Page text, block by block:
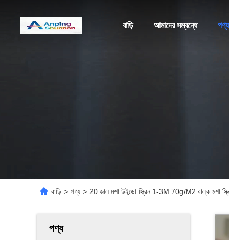
বাড়ি আমাদের সম্বন্ধে পণ্য
বাড়ি > পণ্য > 20 জাল মশা উইন্ডো স্ক্রিন 1-3M 70g/M2 বাল্ক মশা
পণ্য